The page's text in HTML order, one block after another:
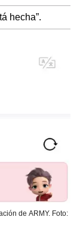
hecha”.
de ARMY. Foto: